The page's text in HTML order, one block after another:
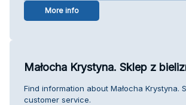
More info
Małocha Krystyna. Sklep z
Find information about Małocha Krystyna.
customer service.